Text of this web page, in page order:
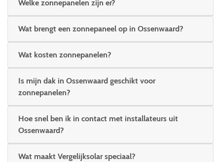
Welke zonnepanelen zijn er?
Wat brengt een zonnepaneel op in Ossenwaard?
Wat kosten zonnepanelen?
Is mijn dak in Ossenwaard geschikt voor
zonnepanelen?
Hoe snel ben ik in contact met installateurs uit
Ossenwaard?
Wat maakt Vergelijksolar speciaal?